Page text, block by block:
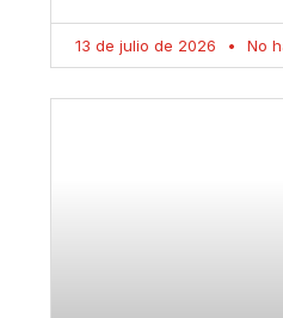
13 de julio de 2026 No